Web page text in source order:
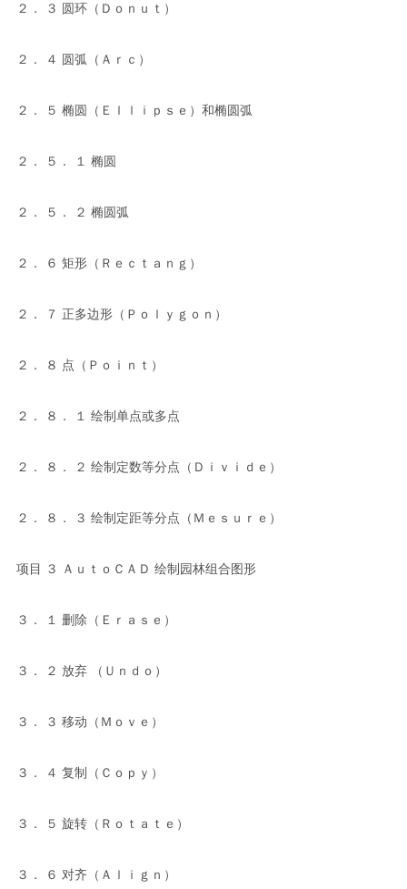
２． ３ 圆环（Ｄｏｎｕｔ）
２． ４ 圆弧（Ａｒｃ）
２． ５ 椭圆（Ｅｌｌｉｐｓｅ）和椭圆弧
２． ５． １ 椭圆
２． ５． ２ 椭圆弧
２． ６ 矩形（Ｒｅｃｔａｎｇ）
２． ７ 正多边形（Ｐｏｌｙｇｏｎ）
２． ８ 点（Ｐｏｉｎｔ）
２． ８． １ 绘制单点或多点
２． ８． ２ 绘制定数等分点（Ｄｉｖｉｄｅ）
２． ８． ３ 绘制定距等分点（Ｍｅｓｕｒｅ）
项目 ３ ＡｕｔｏＣＡＤ 绘制园林组合图形
３． １ 删除（Ｅｒａｓｅ）
３． ２ 放弃 （Ｕｎｄｏ）
３． ３ 移动（Ｍｏｖｅ）
３． ４ 复制（Ｃｏｐｙ）
３． ５ 旋转（Ｒｏｔａｔｅ）
３． ６ 对齐（Ａｌｉｇｎ）